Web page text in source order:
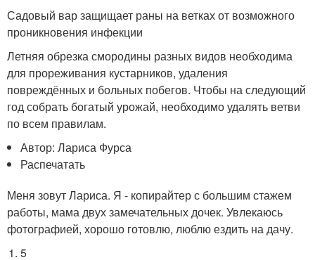
Садовый вар защищает раны на ветках от возможного
проникновения инфекции
Летняя обрезка смородины разных видов необходима
для прореживания кустарников, удаления
повреждённых и больных побегов. Чтобы на следующий
год собрать богатый урожай, необходимо удалять ветви
по всем правилам.
Автор: Лариса Фурса
Распечатать
Меня зовут Лариса. Я - копирайтер с большим стажем
работы, мама двух замечательных дочек. Увлекаюсь
фотографией, хорошо готовлю, люблю ездить на дачу.
5